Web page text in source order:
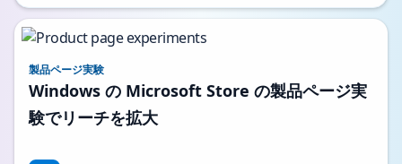
製品ページ実験
Windows の Microsoft Store の製品ページ実
験でリーチを拡大